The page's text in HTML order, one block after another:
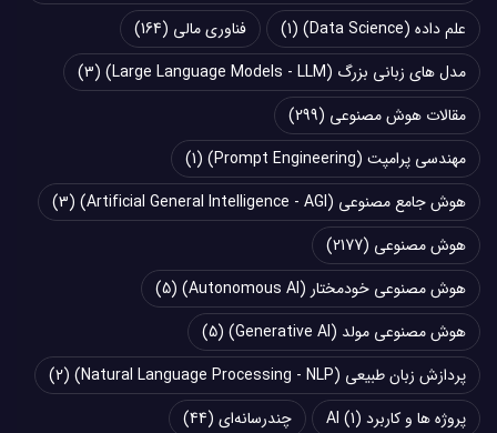
علم داده (Data Science)
(1) فناوری مالی (164)
مدل های زبانی بزرگ (Large Language Models - LLM)
(3)
مقالات هوش مصنوعی (299)
مهندسی پرامپت (Prompt Engineering)
(1)
هوش جامع مصنوعی (Artificial General Intelligence - AGI)
(3)
هوش مصنوعی (2177)
هوش مصنوعی خودمختار (Autonomous AI)
(5)
هوش مصنوعی مولد (Generative AI)
(5)
پردازش زبان طبیعی (Natural Language Processing - NLP)
(2)
پروژه ها و کاربرد AI (1) چند‌‌رسانه‌ای (44)